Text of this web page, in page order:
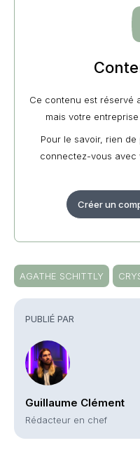
PUBLIÉ PAR
Guillaume Clément
Rédacteur en chef
Ce contenu est réservé
mais votre
Pour le savoir, rien
connectez-vous avec
Créer un
AGATHE SCHITTLY